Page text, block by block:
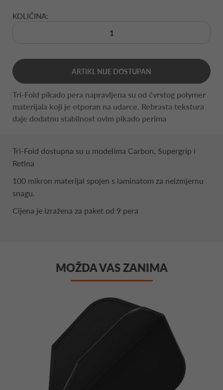
KOLIČINA:
ARTIKL NIJE DOSTUPAN
Tri-Fold pikado pera napravljena su od čvrstog polymer
materijala koji je otporan na udarce. Rebrasta tekstura
daje dodatnu stabilnost ovim pikado perima
Tri-Fold dostupna su u modelima Carbon, Supergrip i
Retina
100 mikron materijal spojen s laminatom za neizmjernu
snagu.
Cijena je izražena za paket od 9 pera
MOŽDA VAS ZANIMA